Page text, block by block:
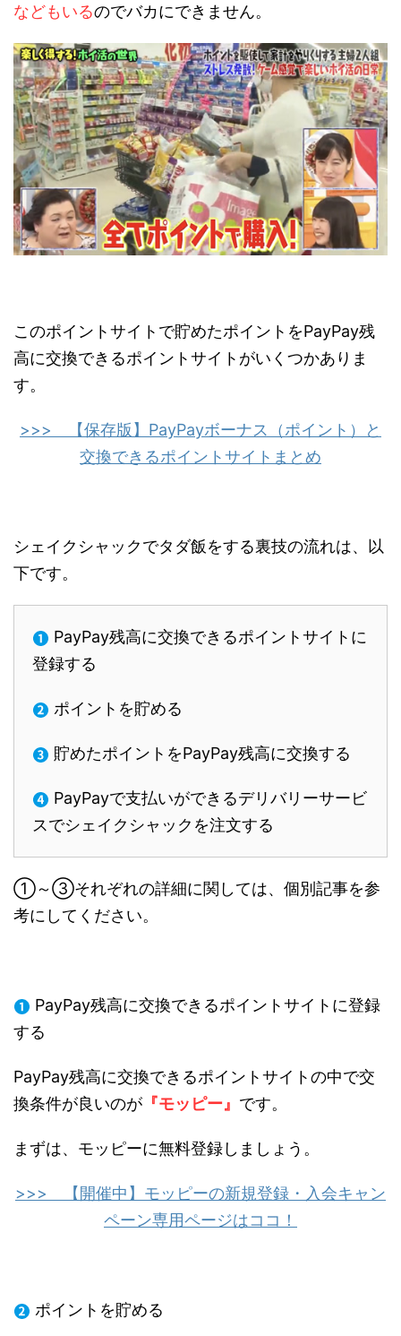
などもいるのでバカにできません。
このポイントサイトで貯めたポイントをPayPay残
高に交換できるポイントサイトがいくつかありま
す。
>>> 【保存版】PayPayボーナス（ポイント）と
交換できるポイントサイトまとめ
シェイクシャックでタダ飯をする裏技の流れは、以
下です。
PayPay残高に交換できるポイントサイトに
登録する
ポイントを貯める
貯めたポイントをPayPay残高に交換する
PayPayで支払いができるデリバリーサービ
スでシェイクシャックを注文する
①～③それぞれの詳細に関しては、個別記事を参
考にしてください。
PayPay残高に交換できるポイントサイトに登録
する
PayPay残高に交換できるポイントサイトの中で交
換条件が良いのが 『モッピー』 です。
まずは、モッピーに無料登録しましょう。
>>> 【開催中】モッピーの新規登録・入会キャン
ペーン専用ページはココ！
ポイントを貯める